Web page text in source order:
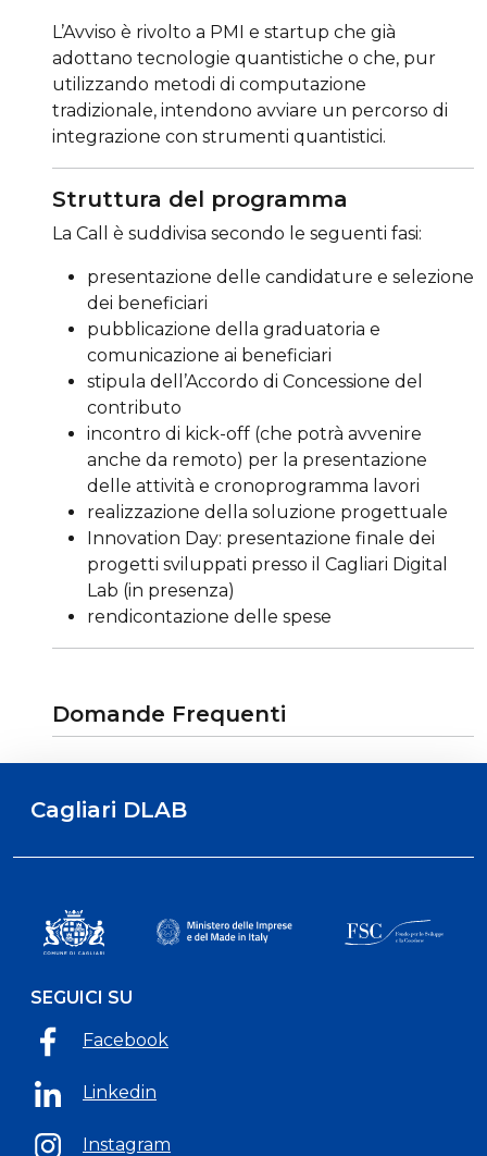
L’Avviso è rivolto a PMI e startup che già
adottano tecnologie quantistiche o che, pur
utilizzando metodi di computazione
tradizionale, intendono avviare un percorso di
integrazione con strumenti quantistici.
Struttura del programma
La Call è suddivisa secondo le seguenti fasi:
presentazione delle candidature e selezione
dei beneficiari
pubblicazione della graduatoria e
comunicazione ai beneficiari
stipula dell’Accordo di Concessione del
contributo
incontro di kick-off (che potrà avvenire
anche da remoto) per la presentazione
delle attività e cronoprogramma lavori
realizzazione della soluzione progettuale
Innovation Day: presentazione finale dei
progetti sviluppati presso il Cagliari Digital
Lab (in presenza)
rendicontazione delle spese
Domande Frequenti
Cagliari DLAB
SEGUICI SU
Facebook
Linkedin
Instagram